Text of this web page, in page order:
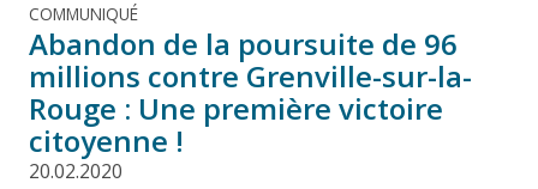
COMMUNIQUÉ
Abandon de la poursuite de 96
millions contre Grenville-sur-la-
Rouge : Une première victoire
citoyenne !
20.02.2020